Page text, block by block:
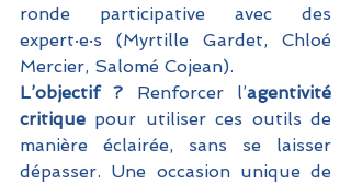
ronde participative avec des
expert·e·s (Myrtille Gardet, Chloé
Mercier, Salomé Cojean).
L’objectif ? Renforcer l’agentivité
critique pour utiliser ces outils de
manière éclairée, sans se laisser
dépasser. Une occasion unique de